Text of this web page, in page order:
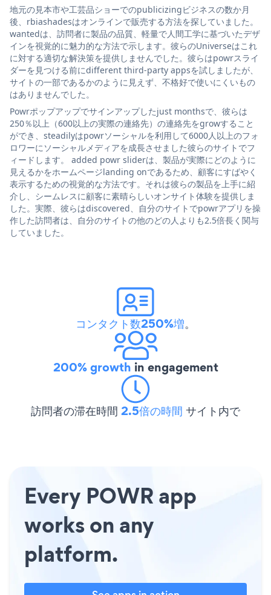
地元の見本市や工芸品ショーでのpublicizingビジネスの数か月
後、rbiashadesはオンラインで販売する方法を探していました。
wantedは、訪問者に製品の品質、軽量で人間工学に基づいたデザ
インを視覚的に魅力的な方法で示します。彼らのUniverseはこれ
に対する適切な解決策を提供しませんでした。彼らはpowrスライ
ダーを見つける前にdifferent third-party appsを試しましたが、
サイトの一部であるかのように見えず、不格好で使いにくいもの
はありませんでした。
Powrポップアップでサインアップしたjust monthsで、彼らは
250％以上（600以上の実際の連絡先）の連絡先をgrowすること
ができ、steadilyはpowrソーシャルを利用して6000人以上のフォ
ロワーにソーシャルメディアを成長させました彼らのサイトでフ
ィードします。 added powr sliderは、製品が実際にどのように
見えるかをホームページlanding onであるため、顧客にすばやく
表示するための視覚的な方法です。それは彼らの製品を上手に紹
介し、シームレスに顧客に素晴らしいオンサイト体験を提供しま
した。実際、彼らはdiscovered、自分のサイトでpowrアプリを操
作した訪問者は、自分のサイトの他のどの人よりも2.5倍長く関与
していました。
コンタクト数250%増。
200% growth in engagement
訪問者の滞在時間 2.5倍の時間 サイト内で
Every POWR app
works on any
platform.